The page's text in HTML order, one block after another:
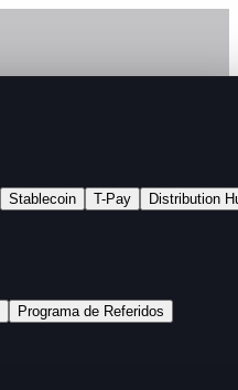
Stablecoin T-Pay
Distribution
Programa de Referidos